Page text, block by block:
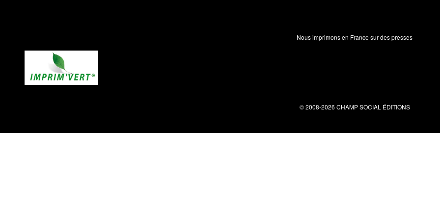
Nous imprimons en France sur des presses
© 2008-2026 CHAMP SOCIAL ÉDITIONS